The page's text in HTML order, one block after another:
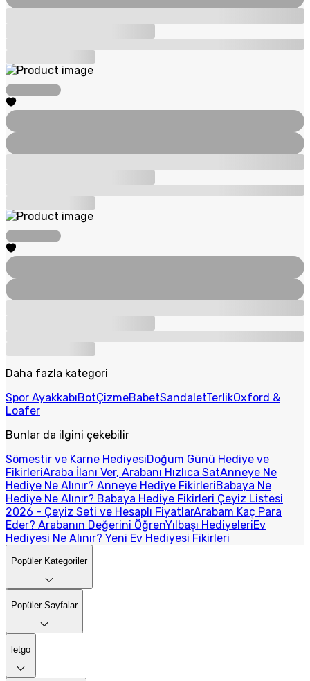
Daha fazla kategori
Spor AyakkabıBotÇizmeBabetSandaletTerlikOxford &
Loafer
Bunlar da ilgini çekebilir
Sömestir ve Karne HediyesiDoğum Günü Hediye ve
FikirleriAraba İlanı Ver, Arabanı Hızlıca SatAnneye Ne
Hediye Ne Alınır? Anneye Hediye FikirleriBabaya Ne
Hediye Ne Alınır? Babaya Hediye Fikirleri Çeyiz Listesi
2026 - Çeyiz Seti ve Hesaplı FiyatlarArabam Kaç Para
Eder? Arabanın Değerini ÖğrenYılbaşı HediyeleriEv
Hediyesi Ne Alınır? Yeni Ev Hediyesi Fikirleri
Popüler Kategoriler
Popüler Sayfalar
letgo